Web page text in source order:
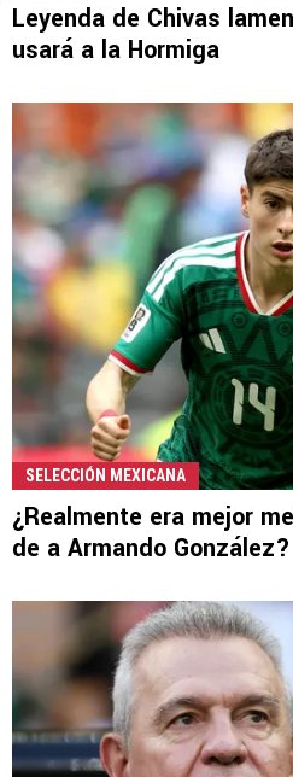
Leyenda de Chivas
usará a la Hormiga
SELECCIÓN MEXICANA
¿Realmente era mejor
de a Armando González?